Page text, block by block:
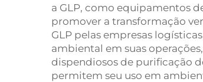
a GLP, como equipamentos
promover a transformação
GLP pelas empresas
ambiental em suas
dispendiosos de purificação
permitem seu uso em